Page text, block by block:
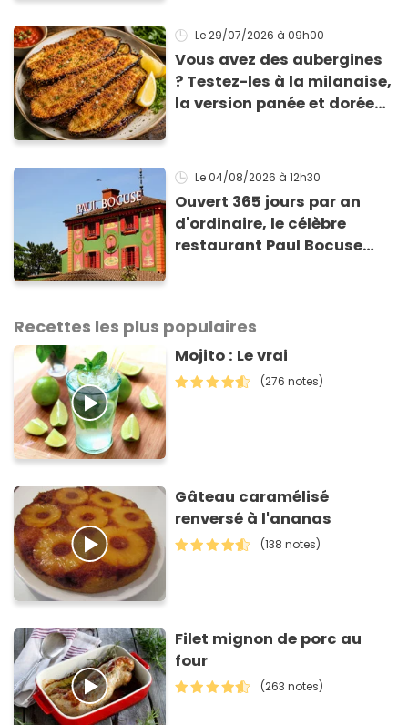
Le 29/07/2026 à 09h00
Vous avez des aubergines
? Testez-les à la milanaise,
la version panée et dorée
Le 04/08/2026 à 12h30
Ouvert 365 jours par an
d'ordinaire, le célèbre
restaurant Paul Bocuse
Recettes les plus populaires
Mojito : Le vrai
(276 notes)
Gâteau caramélisé
renversé à l'ananas
(138 notes)
Filet mignon de porc au
four
(263 notes)